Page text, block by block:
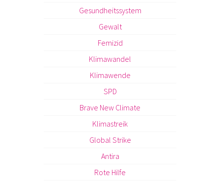
Gesundheitssystem
Gewalt
Femizid
Klimawandel
Klimawende
SPD
Brave New Climate
Klimastreik
Global Strike
Antira
Rote Hilfe